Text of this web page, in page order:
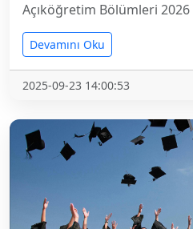
Açıköğretim Bölümleri 2026
Devamını Oku
2025-09-23 14:00:53